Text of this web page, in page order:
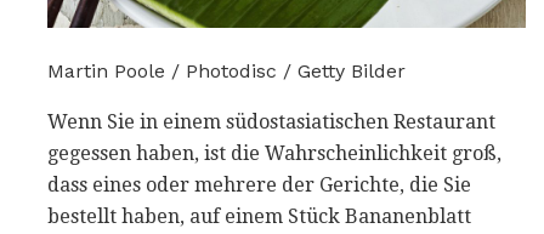
Martin Poole / Photodisc / Getty Bilder
Wenn Sie in einem südostasiatischen Restaurant
gegessen haben, ist die Wahrscheinlichkeit groß,
dass eines oder mehrere der Gerichte, die Sie
bestellt haben, auf einem Stück Bananenblatt